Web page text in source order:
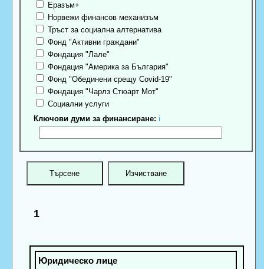
Еразъм+
Норвежи финансов механизъм
Тръст за социална алтернатива
Фонд "Активни граждани"
Фондация "Лале"
Фондация "Америка за България"
Фонд "Обединени срещу Covid-19"
Фондация "Чарлз Стюарт Мот"
Социални услуги
Ключови думи за финансиране: ℹ
1